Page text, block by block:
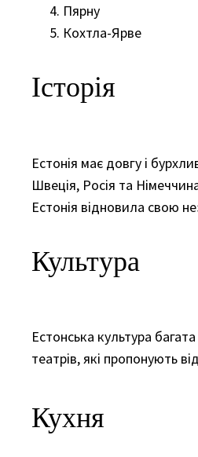
Пярну
Кохтла-Ярве
Історія
Естонія має довгу і
Швеція, Росія та
Естонія відновила свою
Культура
Естонська культура
театрів, які пропонують
Кухня